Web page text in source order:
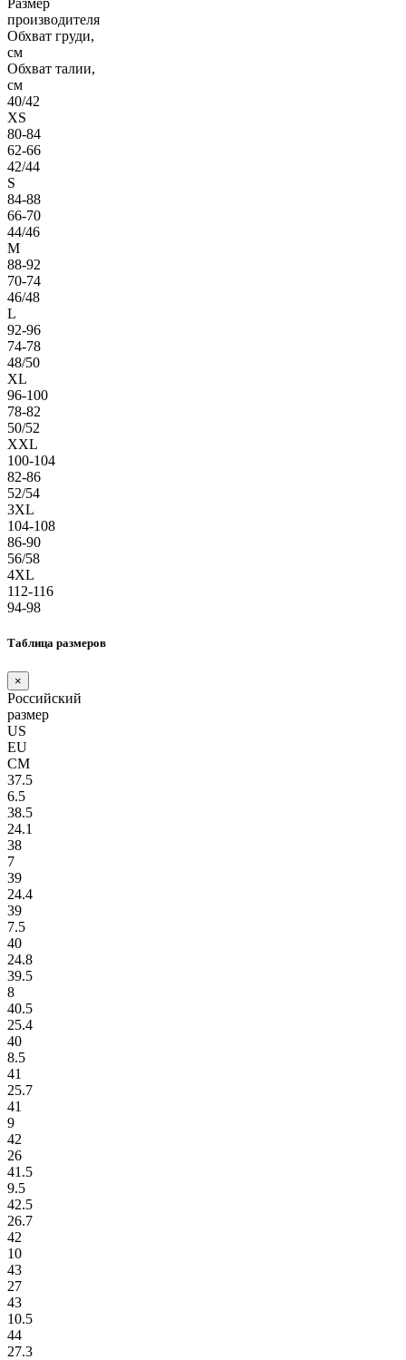
Размер
производителя
Обхват груди,
см
Обхват талии,
см
40/42
XS
80-84
62-66
42/44
S
84-88
66-70
44/46
M
88-92
70-74
46/48
L
92-96
74-78
48/50
XL
96-100
78-82
50/52
XXL
100-104
82-86
52/54
3XL
104-108
86-90
56/58
4XL
112-116
94-98
Таблица размеров
×
Российский
размер
US
EU
СМ
37.5
6.5
38.5
24.1
38
7
39
24.4
39
7.5
40
24.8
39.5
8
40.5
25.4
40
8.5
41
25.7
41
9
42
26
41.5
9.5
42.5
26.7
42
10
43
27
43
10.5
44
27.3